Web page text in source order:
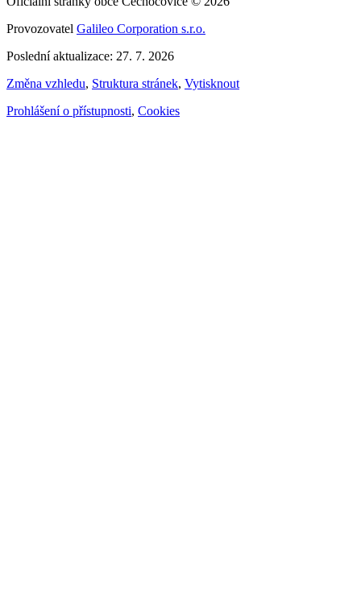
Provozovatel Galileo Corporation s.r.o.
Poslední aktualizace: 27. 7. 2026
Změna vzhledu, Struktura stránek, Vytisknout
Prohlášení o přístupnosti, Cookies